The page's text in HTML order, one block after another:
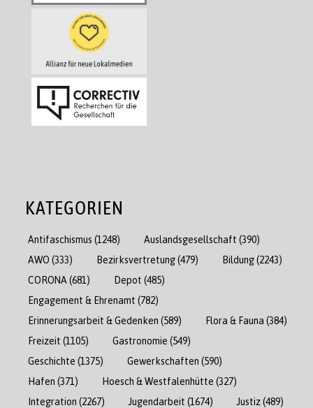
KATEGORIEN
Antifaschismus (1248) Auslandsgesellschaft (390)
AWO (333) Bezirksvertretung(479) Bildung(2243)
CORONA (681) Depot (485)
Engagement & Ehrenamt (782)
Erinnerungsarbeit & Gedenken (589) Flora & Fauna (384)
Freizeit (1105) Gastronomie (549)
Geschichte (1375) Gewerkschaften (590)
Hafen (371) Hoesch & Westfalenhütte (327)
Integration (2267) Jugendarbeit (1674) Justiz(489)